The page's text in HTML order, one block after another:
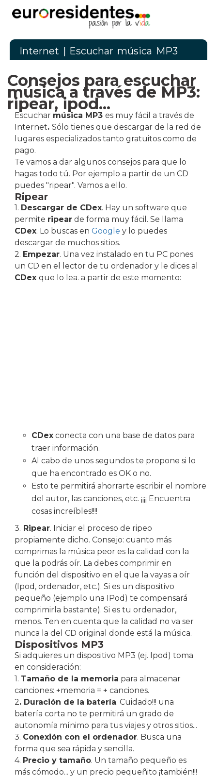
Internet | Escuchar música MP3
Consejos para escuchar
música a través de MP3:
ripear, ipod...
Escuchar música MP3 es muy fácil a través de
Internet. Sólo tienes que descargar de la red de
lugares especializados tanto gratuitos como de
pago.
Te vamos a dar algunos consejos para que lo
hagas todo tú. Por ejemplo a partir de un CD
puedes "ripear". Vamos a ello.
Ripear
1. Descargar de CDex. Hay un software que
permite ripear de forma muy fácil. Se llama
CDex. Lo buscas en Google y lo puedes
descargar de muchos sitios.
2. Empezar. Una vez instalado en tu PC pones
un CD en el lector de tu ordenador y le dices al
CDex que lo lea. a partir de este momento:
CDex conecta con una base de datos para
traer información.
Al cabo de unos segundos te propone si lo
que ha encontrado es OK o no.
Esto te permitirá ahorrarte escribir el nombre
del autor, las canciones, etc. ¡¡¡¡ Encuentra
cosas increíbles!!!!
3. Ripear. Iniciar el proceso de ripeo
propiamente dicho. Consejo: cuanto más
comprimas la música peor es la calidad con la
que la podrás oír. La debes comprimir en
función del dispositivo en el que la vayas a oír
(Ipod, ordenador, etc.). Si es un dispositivo
pequeño (ejemplo una IPod) te compensará
comprimirla bastante). Si es tu ordenador,
menos. Ten en cuenta que la calidad no va ser
nunca la del CD original donde está la música.
Dispositivos MP3
Si adquieres un dispositivo MP3 (ej. Ipod) toma
en consideración:
1. Tamaño de la memoria para almacenar
canciones: +memoria = + canciones.
2. Duración de la batería. Cuidado!!! una
batería corta no te permitirá un grado de
autonomía mínimo para tus viajes y otros sitios...
3. Conexión con el ordenador. Busca una
forma que sea rápida y sencilla.
4. Precio y tamaño. Un tamaño pequeño es
más cómodo... y un precio pequeñito ¡también!!!